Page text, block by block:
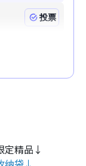
定精品↓